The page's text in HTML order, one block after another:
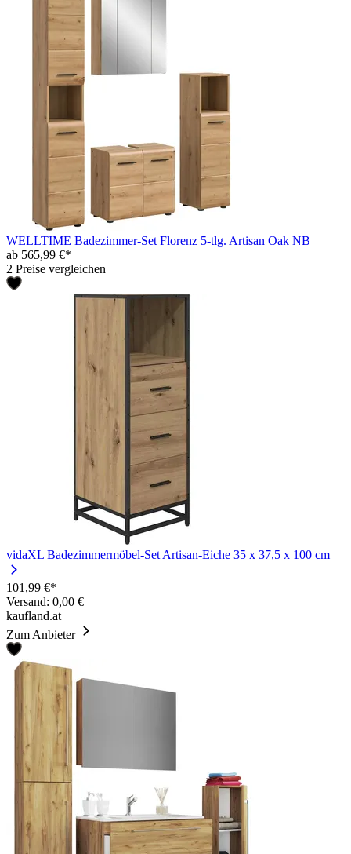
WELLTIME Badezimmer-Set Florenz 5-tlg. Artisan Oak NB
ab 565,99 €*
2 Preise vergleichen
vidaXL Badezimmermöbel-Set Artisan-Eiche 35 x 37,5 x 100 cm
101,99 €*
Versand: 0,00 €
kaufland.at
Zum Anbieter